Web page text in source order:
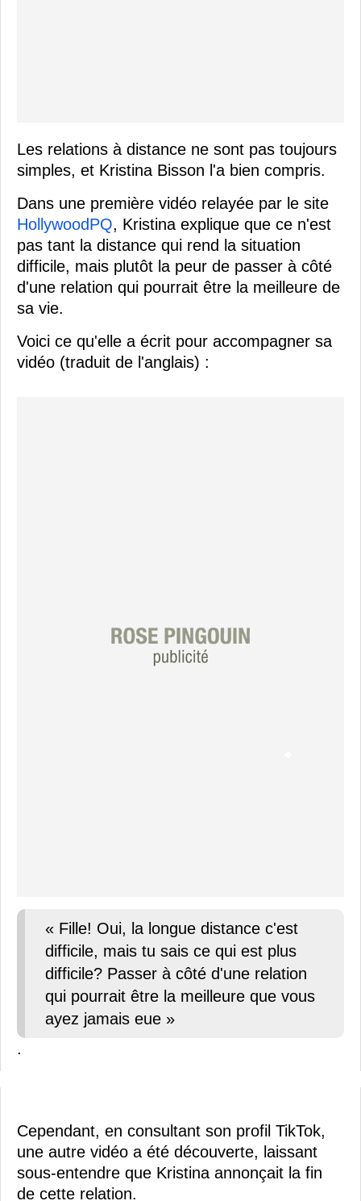
Les relations à distance ne sont pas toujours
simples, et Kristina Bisson l'a bien compris.
Dans une première vidéo relayée par le site
HollywoodPQ, Kristina explique que ce n'est
pas tant la distance qui rend la situation
difficile, mais plutôt la peur de passer à côté
d'une relation qui pourrait être la meilleure de
sa vie.
Voici ce qu'elle a écrit pour accompagner sa
vidéo (traduit de l'anglais) :
« Fille! Oui, la longue distance c'est
difficile, mais tu sais ce qui est plus
difficile? Passer à côté d'une relation
qui pourrait être la meilleure que vous
ayez jamais eue »
.
Cependant, en consultant son profil TikTok,
une autre vidéo a été découverte, laissant
sous-entendre que Kristina annonçait la fin
de cette relation.